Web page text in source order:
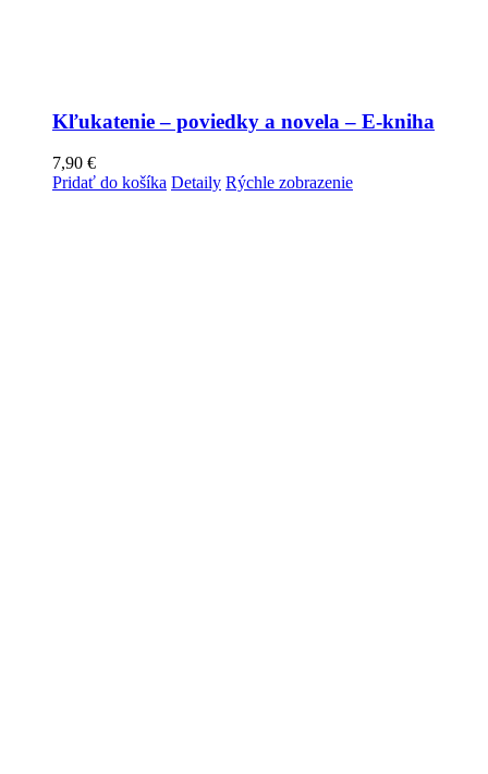
Kľukatenie – poviedky a novela – E-kniha
7,90 €
Pridať do košíka Detaily Rýchle zobrazenie